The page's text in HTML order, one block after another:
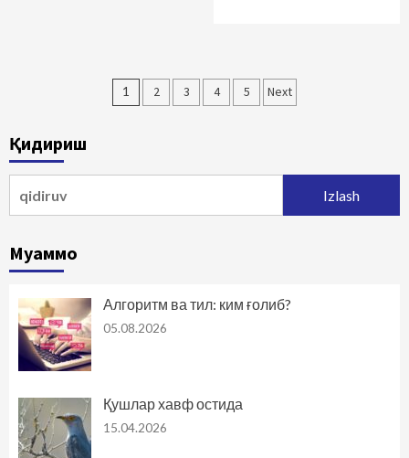
Maqolalar
1 2 3 4 5 Next
Қидириш
Муаммо
Алгоритм ва тил: ким ғолиб?
05.08.2026
Қушлар хавф остида
15.04.2026